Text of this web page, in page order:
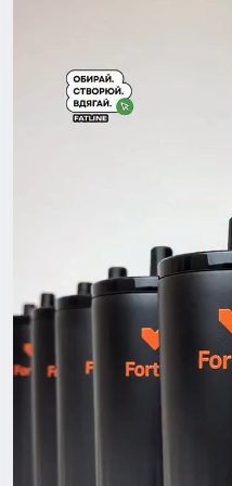
це той, який хочеться
е враження про компанію,
якувати клієнтам або
І ми допоможемо вам
🔸Понад 500 видів одягу та
🔸 Виготовлення від 1
🔸 Преміальні матеріали.
🔸 До 2 днів на виробництво.